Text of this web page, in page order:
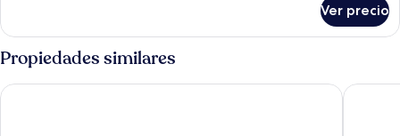
Ver precio
Propiedades similares
The Hoxton, Florence Hotel